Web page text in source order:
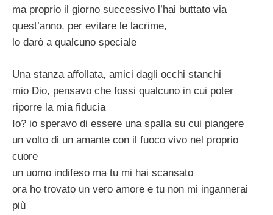
ma proprio il giorno successivo l’hai buttato via
quest’anno, per evitare le lacrime,
lo darò a qualcuno speciale
Una stanza affollata, amici dagli occhi stanchi
mio Dio, pensavo che fossi qualcuno in cui poter
riporre la mia fiducia
Io? io speravo di essere una spalla su cui piangere
un volto di un amante con il fuoco vivo nel proprio
cuore
un uomo indifeso ma tu mi hai scansato
ora ho trovato un vero amore e tu non mi ingannerai
più